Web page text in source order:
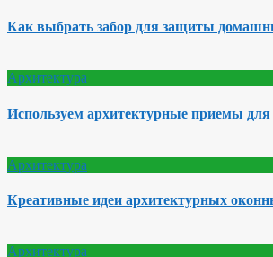
Как выбрать забор для защиты
Архитектура
Используем архитектурные приемы
Архитектура
Креативные идеи архитектурных
Архитектура